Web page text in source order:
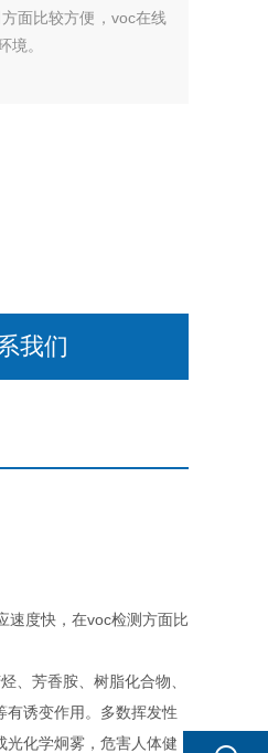
面比较方便，voc在线
境。
我们
速度快，在voc检测方面比
、芳香胺、树脂化合物、
有诱变作用。多数挥发性
光化学炯雾，危害人体健